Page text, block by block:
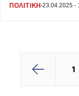
ΠΟΛΙΤΙΚΗ ·23.04.2025 -